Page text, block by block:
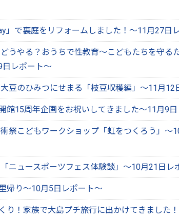
」で裏庭をリフォームしました！～11月27日
どうやる？おうちで性教育～こどもたちを守る
レポート～
豆のひみつにせまる「枝豆収穫編」～11月12
館15周年企画をお祝いしてきました～11月9
祭こどもワークショップ「虹をつくろう」～
ニュースポーツフェス体験談」～10月21日レ
帰り～10月5日レポート～
り！家族で大島プチ旅行に出かけてきました